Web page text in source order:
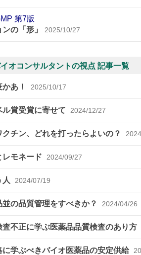
第7版
の「形」
2025/10/27
イオコンサルタントの視点 記事一覧
あ！ 2025/10/17
賞受賞に寄せて 2024/12/27
クチン、どれを打ったらよいの？
レモネード 2024/09/27
人 2024/07/19
の品質管理をすべきか？ 2024/04/26
査不正に学ぶ医薬品品質検査のあり方
に学ぶべきバイオ医薬品の安定供給